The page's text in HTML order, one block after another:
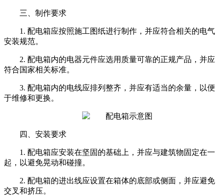
三、制作要求
1. 配电箱应按照施工图纸进行制作，并应符合相关的电气
安装规范。
2. 配电箱内的电器元件应选用质量可靠的正规产品，并应
符合国家相关标准。
3. 配电箱内的电线应排列整齐，并应有适当的余量，以便
于维修和更换。
四、安装要求
1. 配电箱应安装在坚固的基础上，并应与建筑物固定在一
起，以避免晃动和碰撞。
2. 配电箱的进出线应设置在箱体的底部或侧面，并应避免
交叉和挤压。